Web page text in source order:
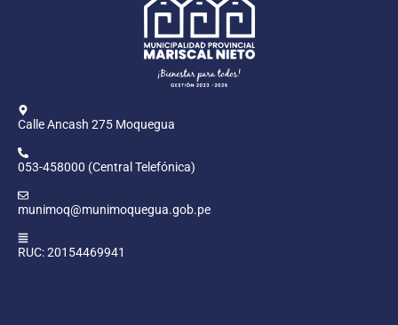
Calle Ancash 275 Moquegua
053-458000 (Central Telefónica)
munimoq@munimoquegua.gob.pe
RUC: 20154469941